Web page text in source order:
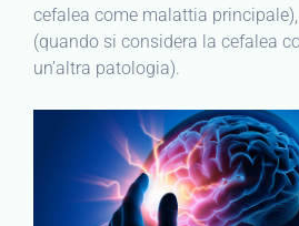
cefalea come malattia
(quando si considera la cefalea
un’altra patologia).